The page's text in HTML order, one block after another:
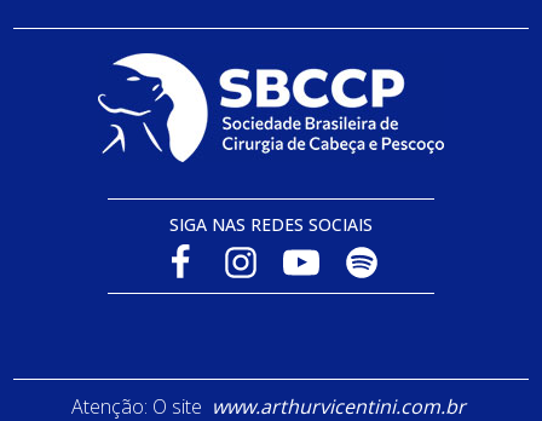
SIGA NAS REDES SOCIAIS
Atenção: O site www.arthurvicentini.com.br